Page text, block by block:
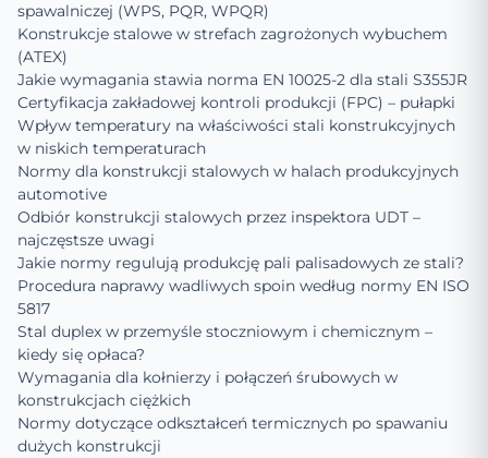
spawalniczej (WPS, PQR, WPQR)
Konstrukcje stalowe w strefach zagrożonych wybuchem
(ATEX)
Jakie wymagania stawia norma EN 10025-2 dla stali S355JR
Certyfikacja zakładowej kontroli produkcji (FPC) – pułapki
Wpływ temperatury na właściwości stali konstrukcyjnych
w niskich temperaturach
Normy dla konstrukcji stalowych w halach produkcyjnych
automotive
Odbiór konstrukcji stalowych przez inspektora UDT –
najczęstsze uwagi
Jakie normy regulują produkcję pali palisadowych ze stali?
Procedura naprawy wadliwych spoin według normy EN ISO
5817
Stal duplex w przemyśle stoczniowym i chemicznym –
kiedy się opłaca?
Wymagania dla kołnierzy i połączeń śrubowych w
konstrukcjach ciężkich
Normy dotyczące odkształceń termicznych po spawaniu
dużych konstrukcji